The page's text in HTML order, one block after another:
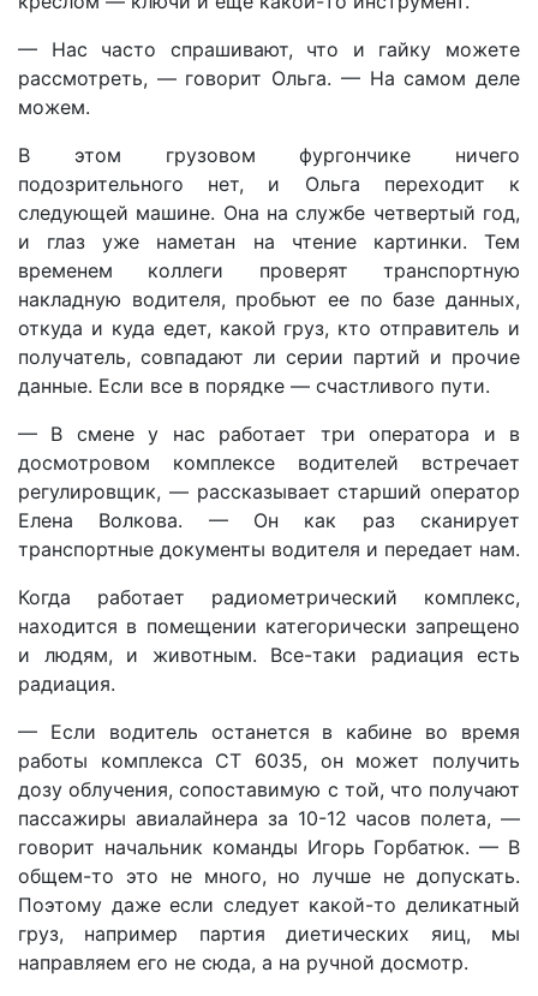
— Нас часто спрашивают, что и гайку можете
рассмотреть, — говорит Ольга. — На самом деле
можем.
В этом грузовом фургончике ничего
подозрительного нет, и Ольга переходит к
следующей машине. Она на службе четвертый год,
и глаз уже наметан на чтение картинки. Тем
временем коллеги проверят транспортную
накладную водителя, пробьют ее по базе данных,
откуда и куда едет, какой груз, кто отправитель и
получатель, совпадают ли серии партий и прочие
данные. Если все в порядке — счастливого пути.
— В смене у нас работает три оператора и в
досмотровом комплексе водителей встречает
регулировщик, — рассказывает старший оператор
Елена Волкова. — Он как раз сканирует
транспортные документы водителя и передает нам.
Когда работает радиометрический комплекс,
находится в помещении категорически запрещено
и людям, и животным. Все-таки радиация есть
радиация.
— Если водитель останется в кабине во время
работы комплекса СТ 6035, он может получить
дозу облучения, сопоставимую с той, что получают
пассажиры авиалайнера за 10-12 часов полета, —
говорит начальник команды Игорь Горбатюк. — В
общем-то это не много, но лучше не допускать.
Поэтому даже если следует какой-то деликатный
груз, например партия диетических яиц, мы
направляем его не сюда, а на ручной досмотр.